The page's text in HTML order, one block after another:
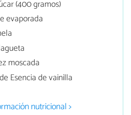
(400 gramos)
evaporada
moscada
Esencia de vainilla
nutricional >